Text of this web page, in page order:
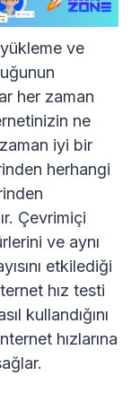
ve
her zaman
ne
iyi bir
herhangi
Çevrimiçi
ve aynı
etkilediği
hız testi
kullandığını
hızlarına